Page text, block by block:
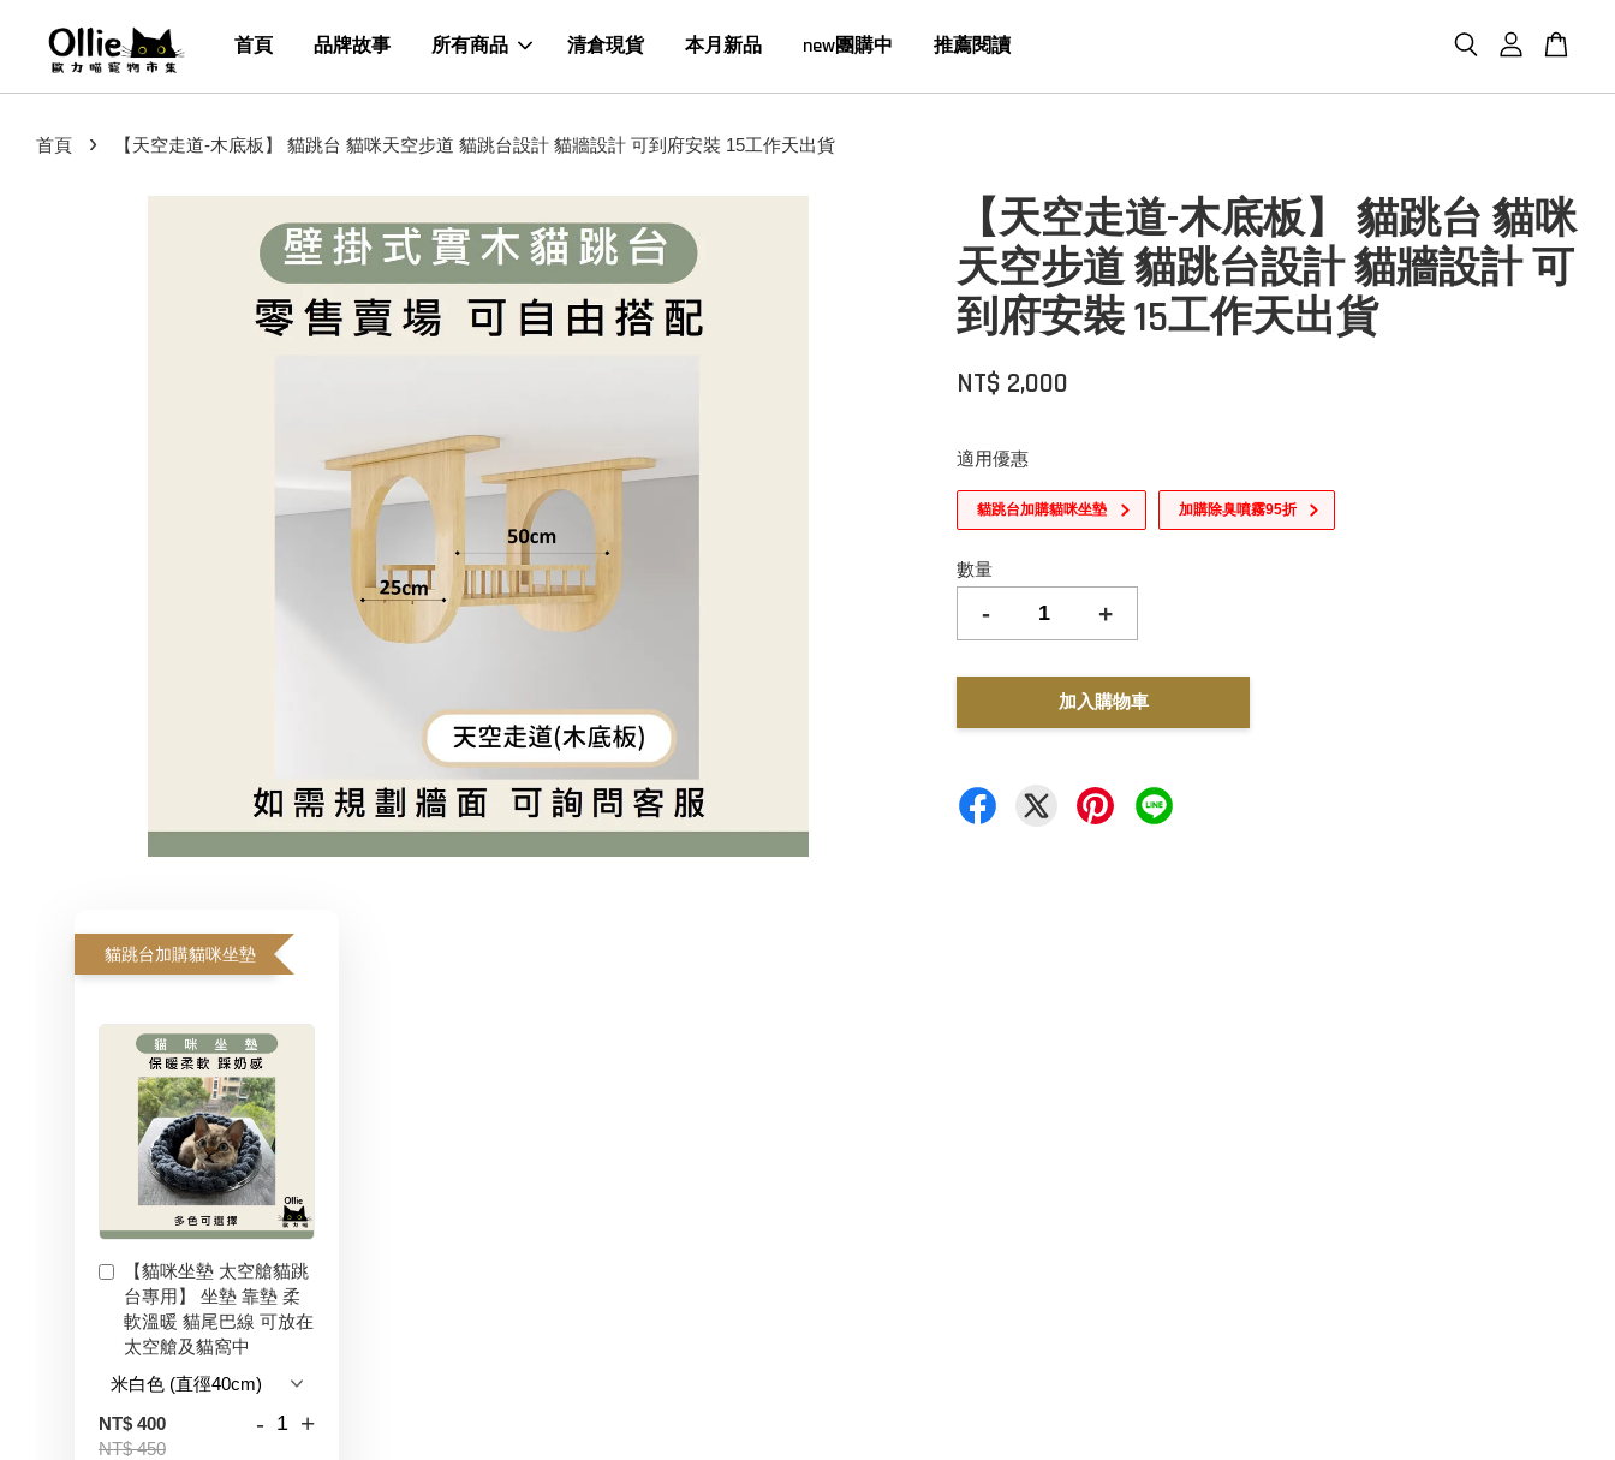
首頁 品牌故事 所有商品 清倉現貨 本月新品 new團購中 推薦閱讀
首頁 › 【天空走道-木底板】 貓跳台 貓咪天空步道 貓跳台設計 貓牆設計 可到府安裝 15工作天出貨
【天空走道-木底板】 貓跳台 貓咪
天空步道 貓跳台設計 貓牆設計 可
到府安裝 15工作天出貨
NT$ 2,000
適用優惠
貓跳台加購貓咪坐墊 加購除臭噴霧95折
數量
- +
加入購物車
貓跳台加購貓咪坐墊
【貓咪坐墊 太空艙貓跳
台專用】 坐墊 靠墊 柔
軟溫暖 貓尾巴線 可放在
太空艙及貓窩中
NT$ 400
NT$ 450
- +